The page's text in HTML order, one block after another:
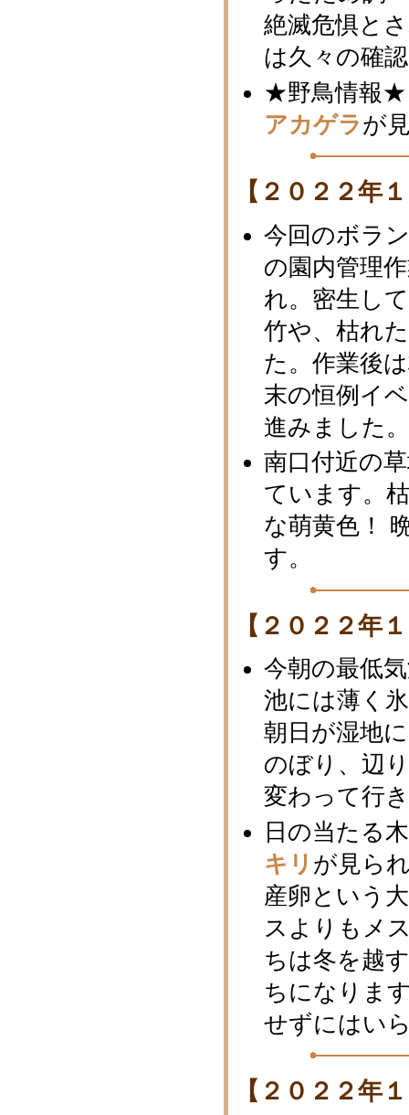
絶滅危惧と
は久々の確
★野鳥情報★
アカゲラが
【２０２２年
今回のボラ
の園内管理
れ。密生し
竹や、枯れ
た。作業後
末の恒例イ
進みました
南口付近の
ています。
な萌黄色！
す。
【２０２２年
今朝の最低
池には薄く
朝日が湿地
のぼり、辺
変わって行
日の当たる
キリ が見ら
産卵という
スよりもメ
ちは冬を越
ちになりま
せずにはい
【２０２２年